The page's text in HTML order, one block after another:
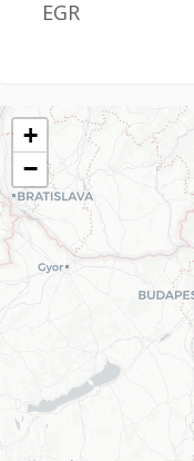
EGR
+
−